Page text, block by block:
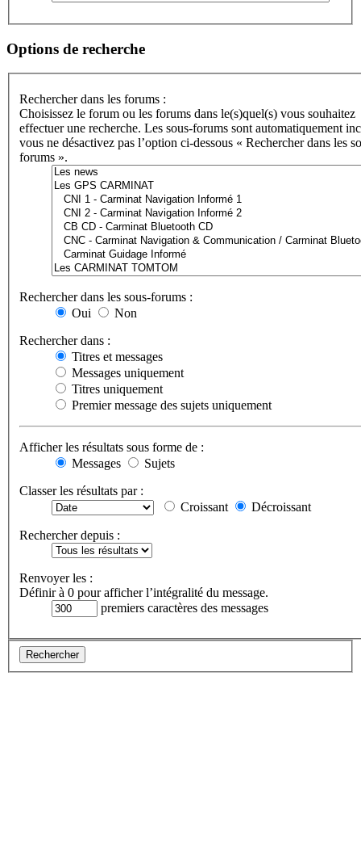
Options de recherche
Rechercher dans les forums :
Choisissez le forum ou les forums dans le(s)quel(s) vous souhaitez
effectuer une recherche. Les sous-forums sont automatiquement
vous ne désactivez pas l’option ci-dessous « Rechercher dans les
forums ».
Rechercher dans les sous-forums :
Oui
Non
Rechercher dans :
Titres et messages
Messages uniquement
Titres uniquement
Premier message des sujets uniquement
Afficher les résultats sous forme de :
Messages
Sujets
Classer les résultats par :
Croissant
Décroissant
Rechercher depuis :
Renvoyer les :
Définir à 0 pour afficher l’intégralité du message.
premiers caractères des messages